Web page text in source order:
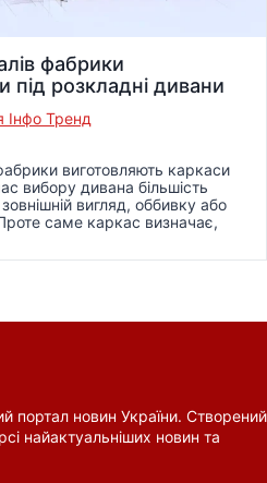
фабрики
під розкладні дивани
Інфо Тренд
виготовляють каркаси
вибору дивана більшість
вигляд, оббивку або
саме каркас визначає,
портал новин України. Створений
найактуальніших новин та